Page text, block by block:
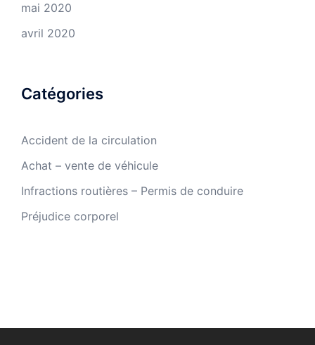
mai 2020
avril 2020
Catégories
Accident de la circulation
Achat – vente de véhicule
Infractions routières – Permis de conduire
Préjudice corporel